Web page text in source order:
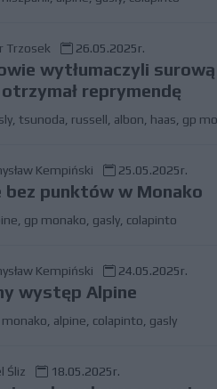
Trzosek 26.05.2025r.
wytłumaczyli
reprymendę
tsunoda russell albon haas gp
Kempiński 25.05.2025r.
bez punktów w Monako
gp monako gasly colapinto
Kempiński 24.05.2025r.
występ Alpine
monako alpine colapinto gasly
Śliz 18.05.2025r.